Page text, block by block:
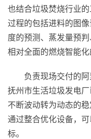
也结合垃圾焚烧行业
过程的包括进料的图
度的预测、蒸发量预
相对全面的燃烧智能化
负责现场交付的
抚州市生活垃圾发电
不断波动转为动态的
通过整合优化设备，
标。